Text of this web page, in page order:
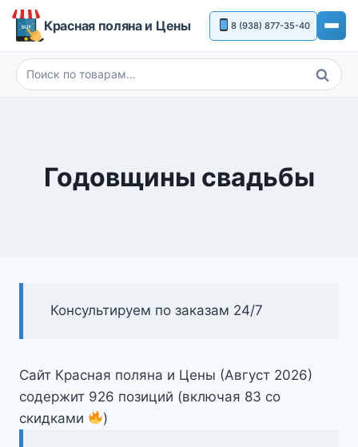
Перейти
Красная поляна и Цены 8 (938) 877-35-40
Искать:
Поиск
Годовщины свадьбы
Консультируем по заказам 24/7
Сайт Красная поляна и Цены (Август 2026)
содержит 926 позиций (включая 83 со
скидками
)